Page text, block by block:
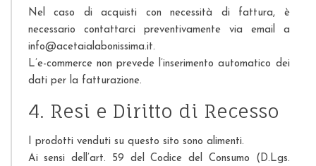
Nel caso di acquisti con necessità di fattura, è
necessario contattarci preventivamente via email a
info@acetaialabonissima.it.
L’e-commerce non prevede l’inserimento automatico dei
dati per la fatturazione.
4. Resi e Diritto di Recesso
I prodotti venduti su questo sito sono alimenti.
Ai sensi dell’art. 59 del Codice del Consumo (D.Lgs.